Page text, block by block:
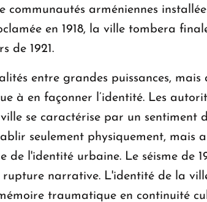
arméniennes
en 1918, la ville tombera
de 1921.
entre grandes puissances, mais
à en façonner l’identité. Les
se caractérise par un sentiment
seulement physiquement, mais
l'identité urbaine. Le séisme de
narrative. L'identité de la
traumatique en continuité